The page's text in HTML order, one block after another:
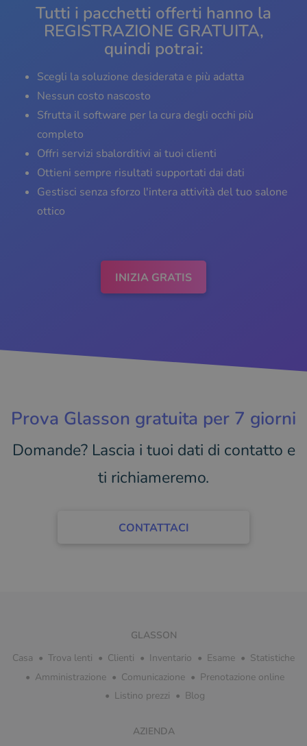
Tutti i pacchetti offerti hanno la
REGISTRAZIONE GRATUITA,
quindi potrai:
Scegli la soluzione desiderata e più adatta
Nessun costo nascosto
Sfrutta il software per la cura degli occhi più
completo
Offri servizi sbalorditivi ai tuoi clienti
Ottieni sempre risultati supportati dai dati
Gestisci senza sforzo l'intera attività del tuo salone
ottico
INIZIA GRATIS
Prova Glasson gratuita per 7 giorni
Domande? Lascia i tuoi dati di contatto e
ti richiameremo.
CONTATTACI
GLASSON
Casa
Trova lenti Clienti Inventario Esame
Statistiche
Amministrazione
Comunicazione
Prenotazione online
Listino prezzi
Blog
AZIENDA